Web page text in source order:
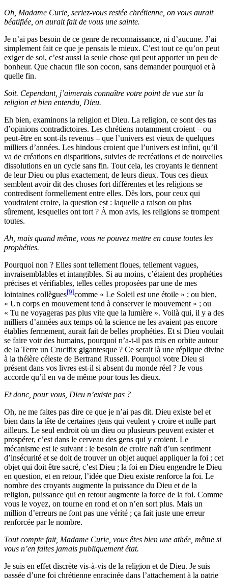
Oh, Madame Curie, seriez-vous restée chrétienne, on vous aurait
béatifiée, on aurait fait de vous une sainte.
Je n’ai pas besoin de ce genre de reconnaissance, ni d’aucune. J’ai
simplement fait ce que je pensais le mieux. C’est tout ce qu’on peut
exiger de soi, c’est aussi la seule chose qui peut apporter un peu de
bonheur. Que chacun file son cocon, sans demander pourquoi et à
quelle fin.
Soit. Cependant, j’aimerais connaître votre point de vue sur la
religion et bien entendu, Dieu.
Eh bien, examinons la religion et Dieu. La religion, ce sont des tas
d’opinions contradictoires. Les chrétiens notamment croient – ou
peut-être en sont-ils revenus – que l’univers est vieux de quelques
milliers d’années. Les hindous croient que l’univers est infini, qu’il
va de créations en disparitions, suivies de recréations et de nouvelles
dissolutions en un cycle sans fin. Tout cela, les croyants le tiennent
de leur Dieu ou plus exactement, de leurs dieux. Tous ces dieux
semblent avoir dit des choses fort différentes et les religions se
contredisent formellement entre elles. Dès lors, pour ceux qui
voudraient croire, la question est : laquelle a raison ou plus
sûrement, lesquelles ont tort ? À mon avis, les religions se trompent
toutes.
Ah, mais quand même, vous ne pouvez mettre en cause toutes les
prophéties.
Pourquoi non ? Elles sont tellement floues, tellement vagues,
invraisemblables et intangibles. Si au moins, c’étaient des prophéties
précises et vérifiables, telles celles proposées par une de mes
lointaines collègues[9]comme « Le Soleil est une étoile » ; ou bien,
« Un corps en mouvement tend à conserver le mouvement » ; ou
« Tu ne voyageras pas plus vite que la lumière ». Voilà qui, il y a des
milliers d’années aux temps où la science ne les avaient pas encore
établies fermement, aurait fait de belles prophéties. Et si Dieu voulait
se faire voir des humains, pourquoi n’a-t-il pas mis en orbite autour
de la Terre un Crucifix gigantesque ? Ce serait là une réplique divine
à la théière céleste de Bertrand Russell. Pourquoi votre Dieu si
présent dans vos livres est-il si absent du monde réel ? Je vous
accorde qu’il en va de même pour tous les dieux.
Et donc, pour vous, Dieu n’existe pas ?
Oh, ne me faites pas dire ce que je n’ai pas dit. Dieu existe bel et
bien dans la tête de certaines gens qui veulent y croire et nulle part
ailleurs. Le seul endroit où un dieu ou plusieurs peuvent exister et
prospérer, c’est dans le cerveau des gens qui y croient. Le
mécanisme est le suivant : le besoin de croire naît d’un sentiment
d’insécurité et se doit de trouver un objet auquel appliquer la foi ; cet
objet qui doit être sacré, c’est Dieu ; la foi en Dieu engendre le Dieu
en question, et en retour, l’idée que Dieu existe renforce la foi. Le
nombre des croyants augmente la puissance du Dieu et de la
religion, puissance qui en retour augmente la force de la foi. Comme
vous le voyez, on tourne en rond et on n’en sort plus. Mais un
million d’erreurs ne font pas une vérité ; ça fait juste une erreur
renforcée par le nombre.
Tout compte fait, Madame Curie, vous êtes bien une athée, même si
vous n’en faites jamais publiquement état.
Je suis en effet discrète vis-à-vis de la religion et de Dieu. Je suis
passée d’une foi chrétienne enracinée dans l’attachement à la patrie